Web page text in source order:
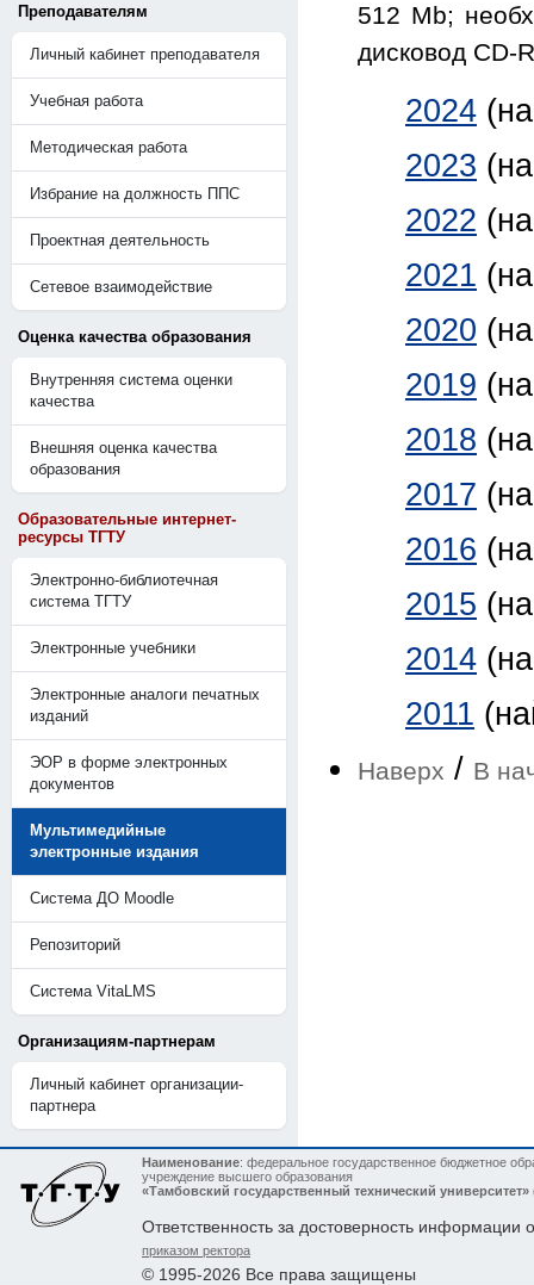
Преподавателям
Личный кабинет преподавателя
Учебная работа
Методическая работа
Избрание на должность ППС
Проектная деятельность
Сетевое взаимодействие
Оценка качества образования
Внутренняя система оценки
качества
Внешняя оценка качества
образования
Образовательные интернет-
ресурсы ТГТУ
Электронно-библиотечная
система ТГТУ
Электронные учебники
Электронные аналоги печатных
изданий
ЭОР в форме электронных
документов
Мультимедийные
электронные издания
Система ДО Moodle
Репозиторий
Система VitaLMS
Организациям-партнерам
Личный кабинет организации-
партнера
512 Mb;
дисковод
2024
2023
2022
2021
2020
2019
2018
2017
2016
2015
2014
2011
Наверх / В
Наименование: федеральное государственное бюджетное
учреждение высшего образования
«Тамбовский государственный технический
Ответственность за достоверность информации
приказом ректора
© 1995-2026 Все права защищены